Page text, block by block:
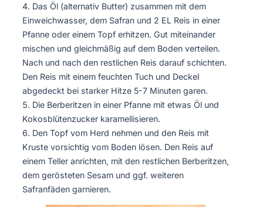
Das Öl (alternativ Butter) zusammen mit dem
Einweichwasser, dem Safran und 2 EL Reis in einer
Pfanne oder einem Topf erhitzen. Gut miteinander
mischen und gleichmäßig auf dem Boden verteilen.
Nach und nach den restlichen Reis darauf schichten.
Den Reis mit einem feuchten Tuch und Deckel
abgedeckt bei starker Hitze 5-7 Minuten garen.
Die Berberitzen in einer Pfanne mit etwas Öl und
Kokosblütenzucker karamellisieren.
Den Topf vom Herd nehmen und den Reis mit
Kruste vorsichtig vom Boden lösen. Den Reis auf
einem Teller anrichten, mit den restlichen Berberitzen,
dem gerösteten Sesam und ggf. weiteren
Safranfäden garnieren.